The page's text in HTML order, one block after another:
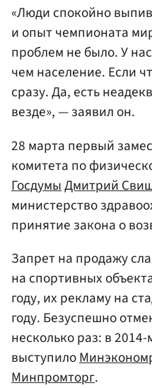
«Люди спокойно
и опыт чемпионата
проблем не было. У
чем население. Если
сразу. Да, есть
везде», — заявил он.
28 марта первый
комитета по
ГосдумыДмитрий
министерство
принятие закона о
Запрет на продажу
на спортивных
году, их рекламу на
году. Безуспешно
несколько раз: в
выступило
Минпромторг.